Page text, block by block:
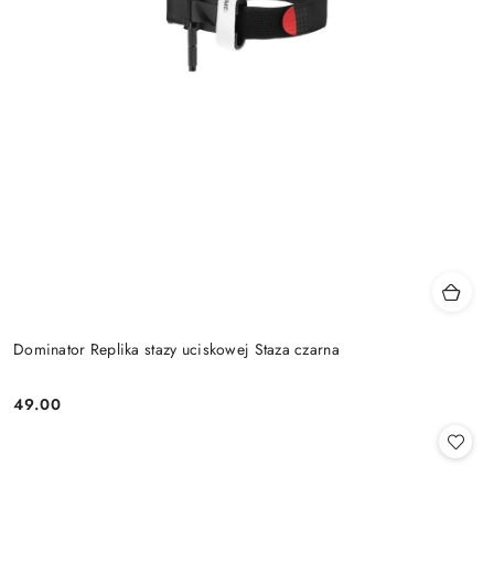
Dominator Replika stazy uciskowej Staza czarna
Cena:
49.00